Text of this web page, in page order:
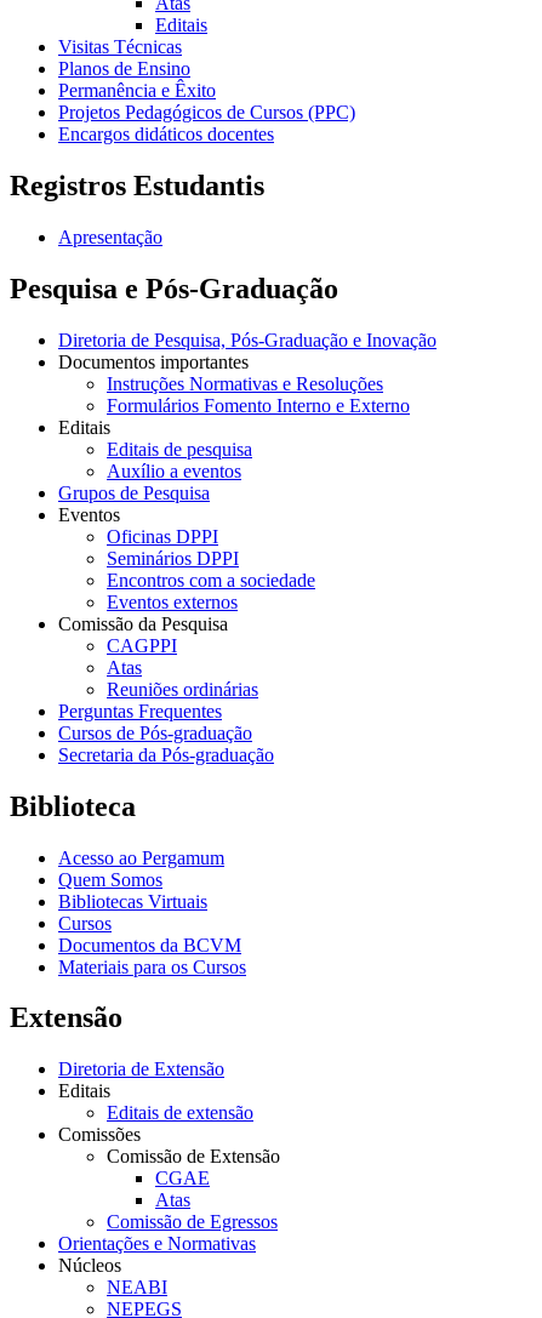
Editais
Visitas Técnicas
Planos de Ensino
Permanência e Êxito
Projetos Pedagógicos de Cursos (PPC)
Encargos didáticos docentes
Registros Estudantis
Apresentação
Pesquisa e Pós-Graduação
Diretoria de Pesquisa, Pós-Graduação e Inovação
Documentos importantes
Instruções Normativas e Resoluções
Formulários Fomento Interno e Externo
Editais
Editais de pesquisa
Auxílio a eventos
Grupos de Pesquisa
Eventos
Oficinas DPPI
Seminários DPPI
Encontros com a sociedade
Eventos externos
Comissão da Pesquisa
CAGPPI
Atas
Reuniões ordinárias
Perguntas Frequentes
Cursos de Pós-graduação
Secretaria da Pós-graduação
Biblioteca
Acesso ao Pergamum
Quem Somos
Bibliotecas Virtuais
Cursos
Documentos da BCVM
Materiais para os Cursos
Extensão
Diretoria de Extensão
Editais
Editais de extensão
Comissões
Comissão de Extensão
CGAE
Atas
Comissão de Egressos
Orientações e Normativas
Núcleos
NEABI
NEPEGS